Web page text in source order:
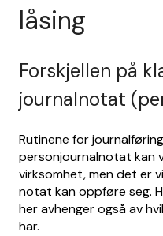
låsing
Forskjellen på
journalnotat
Rutinene for
personjournalnotat kan
virksomhet, men det er
notat kan oppføre seg.
her avhenger også av
har.